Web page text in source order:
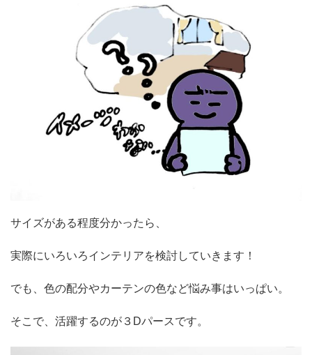
サイズがある程度分かったら、
実際にいろいろインテリアを検討していきます！
でも、色の配分やカーテンの色など悩み事はいっぱい。
そこで、活躍するのが３Dパースです。